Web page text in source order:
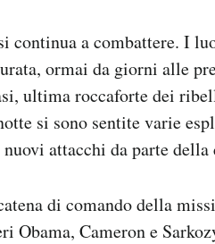
continua a combattere. I
ormai da giorni alle
ultima roccaforte dei
si sono sentite varie
attacchi da parte
di comando della
Obama, Cameron e